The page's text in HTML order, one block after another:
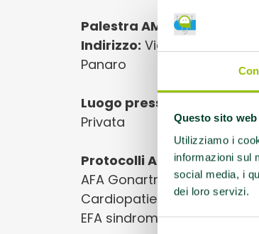
Questo sito
Utilizziamo i
informazioni sul
social media, i
dei loro servizi.
Selezione
Palestra AMA
Indirizzo: Viale Vittorio
Panaro
Luogo presso cui si
Privata
Protocolli AMA:AFA Artrosi
AFA Gonartrosi, AFA
Cardiopatie / Malattie
EFA sindrome metabolica,